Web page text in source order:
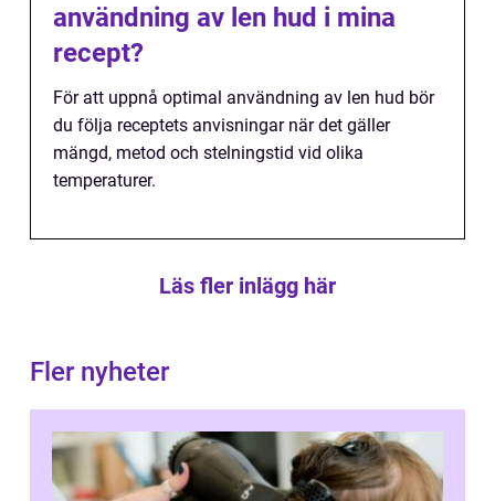
användning av len hud i mina
recept?
För att uppnå optimal användning av len hud bör
du följa receptets anvisningar när det gäller
mängd, metod och stelningstid vid olika
temperaturer.
Läs fler inlägg här
Fler nyheter